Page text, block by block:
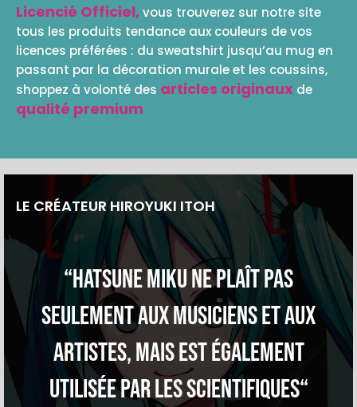
Licencié Officiel,vous trouverez sur notre site
tous les produits tendance aux couleurs de vos
licences préférées : du sweatshirt jusqu’au mug en
passant par la décoration murale et les coussins,
shoppez à volonté des articles originaux de
qualité premium
LE CRÉATEUR HIROYUKI ITOH
“Hatsune Miku ne plaît pas
seulement aux musiciens et aux
artistes, mais est également
utilisée par les scientifiques“